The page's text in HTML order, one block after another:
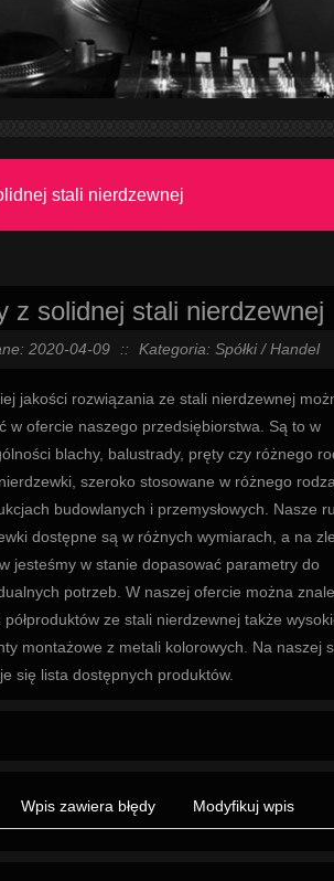
stali nierdzewnej
z solidnej stali nierdzewnej
2020-04-09 :: Kategoria: Spółki / Handel
jakości rozwiązania ze stali nierdzewnej
w ofercie naszego przedsiębiorstwa. Są to w
blachy, balustrady, pręty czy różnego
szeroko stosowane w różnego
budowlanych i przemysłowych. Nasze
dostępne są w różnych wymiarach, a na
jesteśmy w stanie dopasować parametry do
potrzeb. W naszej ofercie można
półproduktów ze stali nierdzewnej także
montażowe z metali kolorowych. Na naszej
się lista dostępnych produktów.
Wpis zawiera błędy Modyfikuj wpis